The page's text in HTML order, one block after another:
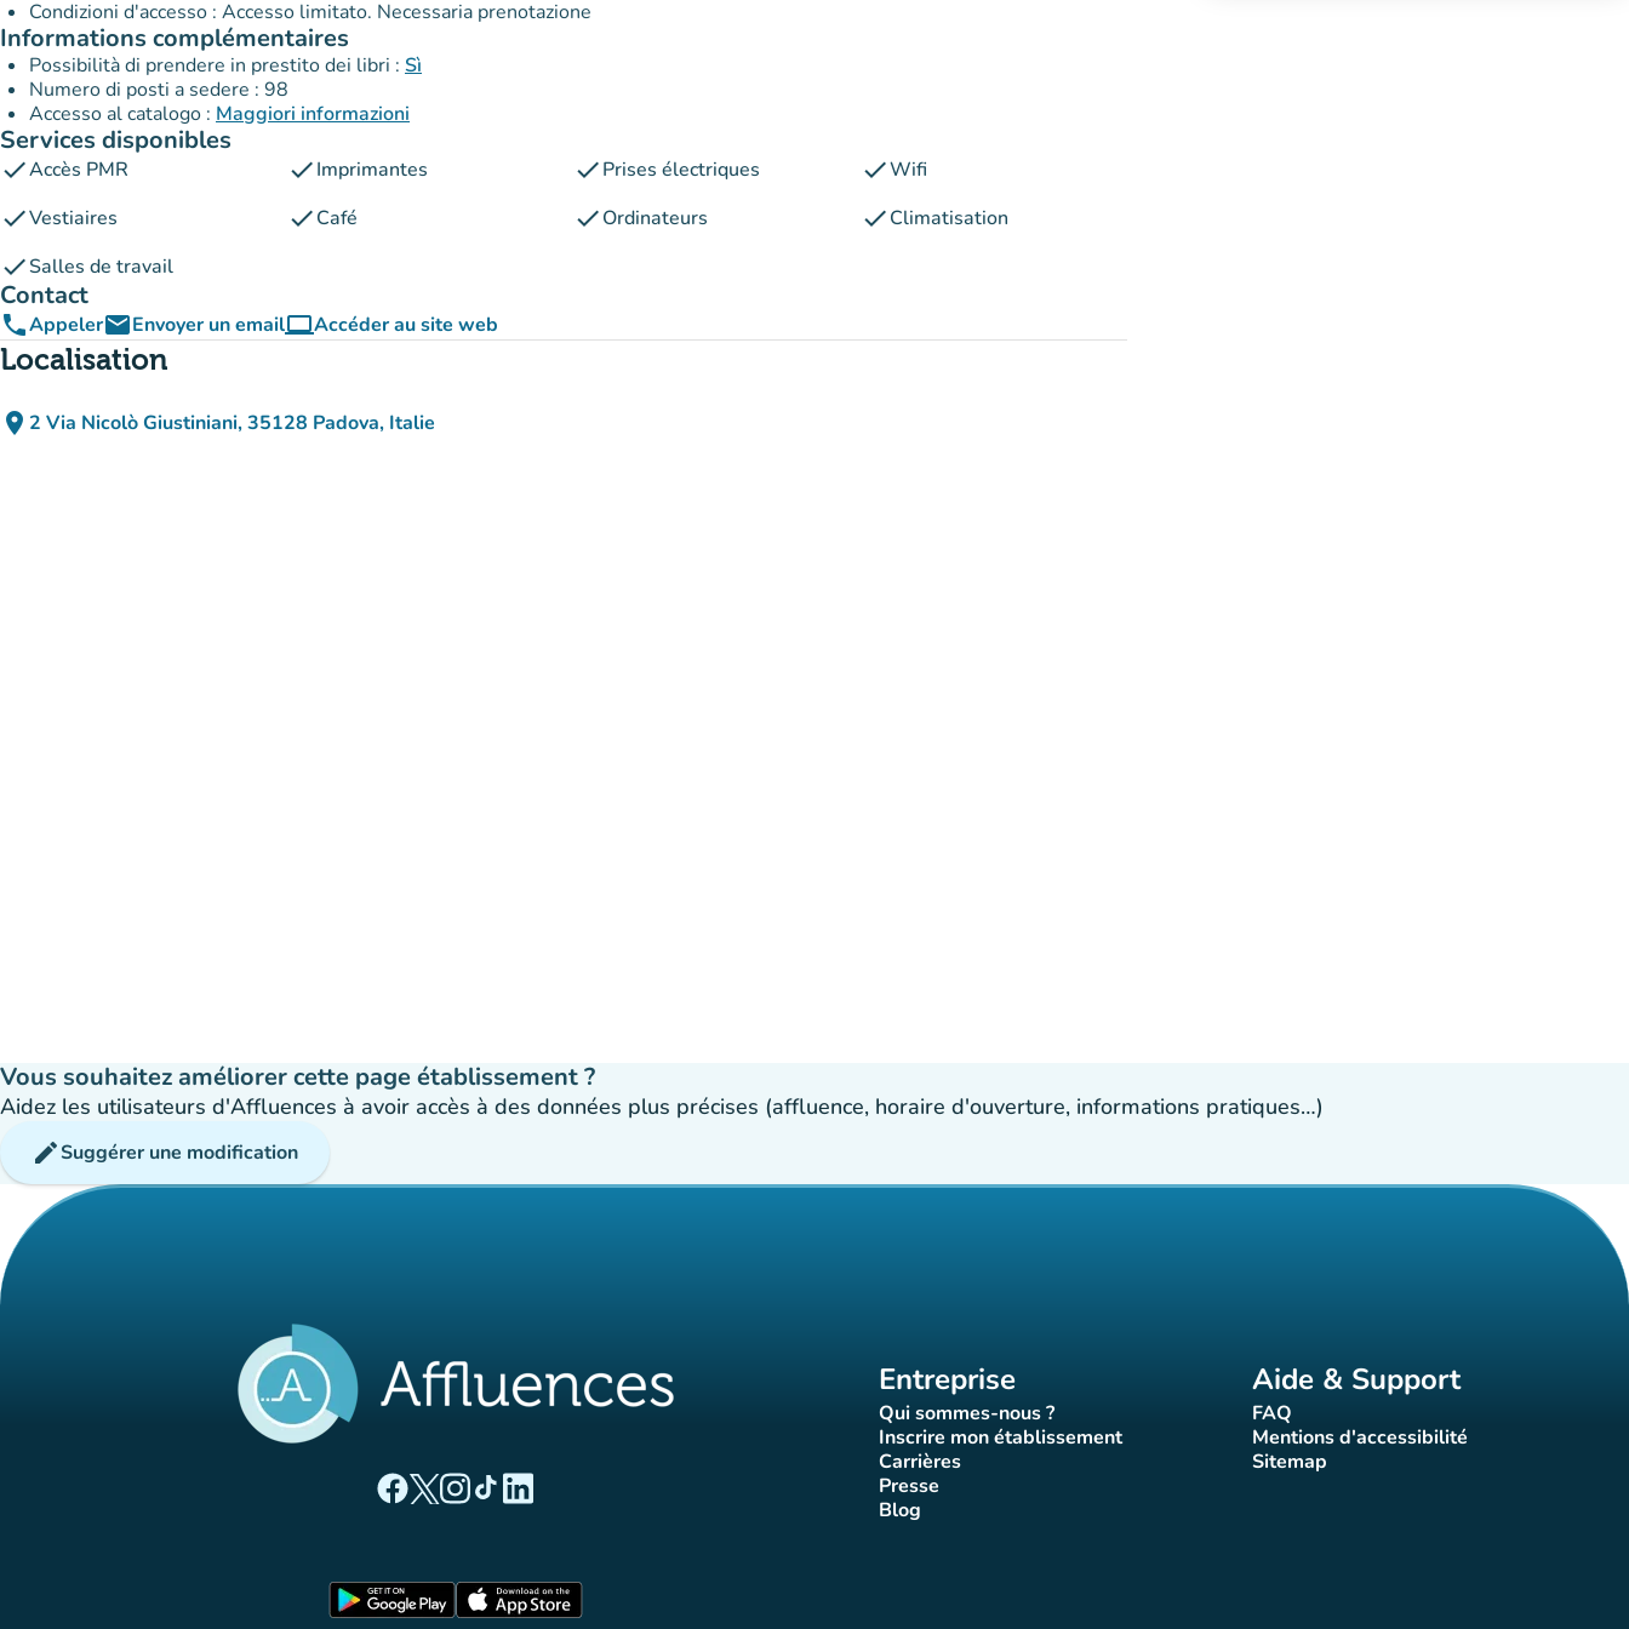
Condizioni d'accesso : Accesso limitato. Necessaria prenotazione
Informations complémentaires
Possibilità di prendere in prestito dei libri : Sì
Numero di posti a sedere : 98
Accesso al catalogo : Maggiori informazioni
Services disponibles
checkAccès PMR checkImprimantes checkPrises électriques checkWifi
checkVestiaires checkCafé checkOrdinateurs checkClimatisation
checkSalles de travail
Contact
phoneAppeleremailEnvoyer un emailcomputerAccéder au site web
(nouvel onglet)
Localisation
place 2 Via Nicolò Giustiniani, 35128 Padova, Italie
(ouvrir dans Google Maps)
(nouvel onglet)
Vous souhaitez améliorer cette page établissement ?
Aidez les utilisateurs d'Affluences à avoir accès à des données plus précises (affluence, horaire d'ouverture, informations pratiques…)
editSuggérer une modification
(nouvel onglet)
(nouvel onglet)
(nouvel onglet)
(nouvel onglet)
(nouvel onglet)
Entreprise
Qui sommes-nous ?
(nouvel onglet)
Inscrire mon établissement
(nouvel onglet)
Carrières(nouvel onglet)
Presse(nouvel onglet)
Blog(nouvel onglet)
Aide & Support
FAQ(nouvel onglet)
Mentions d'accessibilité
(nouvel onglet)
Sitemap(nouvel onglet)